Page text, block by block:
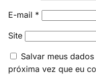
E-mail *
Site
Salvar meus
próxima vez que eu